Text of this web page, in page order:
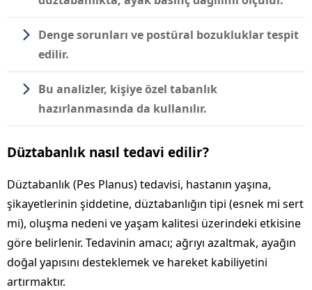
Denge sorunları ve postüral bozukluklar tespit
edilir.
Bu analizler, kişiye özel tabanlık
hazırlanmasında da kullanılır.
Düztabanlık nasıl tedavi edilir?
Düztabanlık (Pes Planus) tedavisi, hastanın yaşına,
şikayetlerinin şiddetine, düztabanlığın tipi (esnek mi sert
mi), oluşma nedeni ve yaşam kalitesi üzerindeki etkisine
göre belirlenir. Tedavinin amacı; ağrıyı azaltmak, ayağın
doğal yapısını desteklemek ve hareket kabiliyetini
artırmaktır.